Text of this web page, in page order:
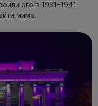
его в 1931–1941
мимо.